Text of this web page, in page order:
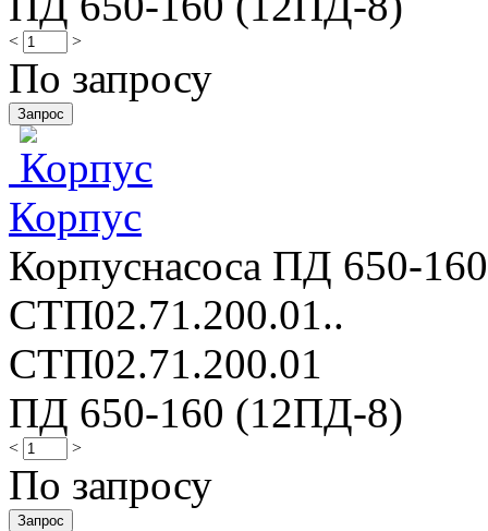
< >
По запросу
Корпус
Корпуснасоса ПД 650-
СТП02.71.200.01..
СТП02.71.200.01
ПД 650-160 (12ПД-8)
< >
По запросу